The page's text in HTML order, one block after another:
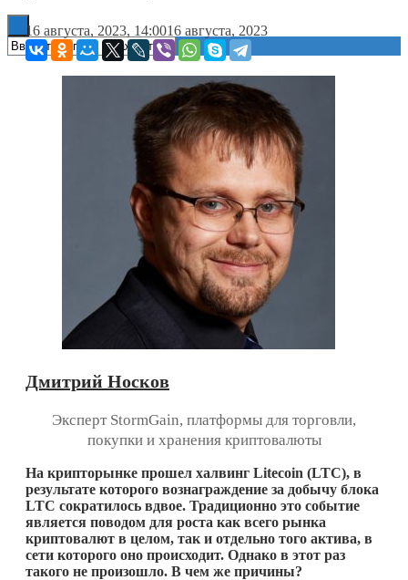
16 августа, 2023, 14:0016 августа, 2023
Дмитрий Носков
Эксперт StormGain, платформы для торговли,
покупки и хранения криптовалюты
На крипторынке прошел халвинг Litecoin (LTC), в
результате которого вознаграждение за добычу блока
LTC сократилось вдвое. Традиционно это событие
является поводом для роста как всего рынка
криптовалют в целом, так и отдельно того актива, в
сети которого оно происходит. Однако в этот раз
такого не произошло. В чем же причины?